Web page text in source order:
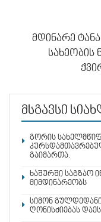
მდინარე
სახეობის
მსგავსი
გორის
გაიმართა.
ხაშურში საგზაო
მიმდინარეობს
სიმონ გულდედანი
ღონისძიებას